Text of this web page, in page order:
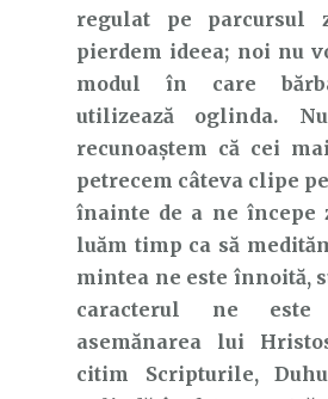
regulat pe parcursul
pierdem ideea; noi nu
modul în care
utilizează oglinda.
recunoaștem că cei
petrecem câteva clipe
înainte de a ne începe
luăm timp ca să
mintea ne este înnoită,
caracterul ne este
asemănarea lui
citim Scripturile,